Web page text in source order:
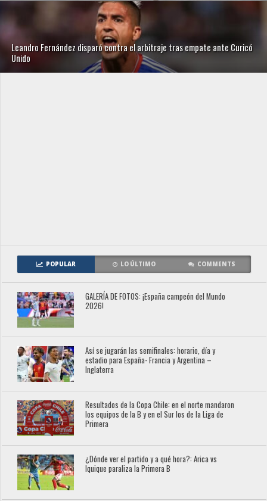
Leandro Fernández disparó contra el arbitraje tras empate ante Curicó
Unido
POPULAR LO ÚLTIMO COMMENTS
GALERÍA DE FOTOS: ¡España campeón del Mundo
2026!
Así se jugarán las semifinales: horario, día y
estadio para España- Francia y Argentina –
Inglaterra
Resultados de la Copa Chile: en el norte mandaron
los equipos de la B y en el Sur los de la Liga de
Primera
¿Dónde ver el partido y a qué hora?: Arica vs
Iquique paraliza la Primera B